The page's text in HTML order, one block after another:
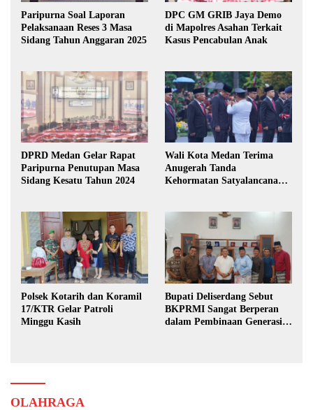
Paripurna Soal Laporan
Pelaksanaan Reses 3 Masa
Sidang Tahun Anggaran 2025
DPC GM GRIB Jaya Demo
di Mapolres Asahan Terkait
Kasus Pencabulan Anak
DPRD Medan Gelar Rapat
Paripurna Penutupan Masa
Sidang Kesatu Tahun 2024
Wali Kota Medan Terima
Anugerah Tanda
Kehormatan Satyalancana
Polsek Kotarih dan Koramil
17/KTR Gelar Patroli
Minggu Kasih
Bupati Deliserdang Sebut
BKPRMI Sangat Berperan
dalam Pembinaan Generasi
OLAHRAGA